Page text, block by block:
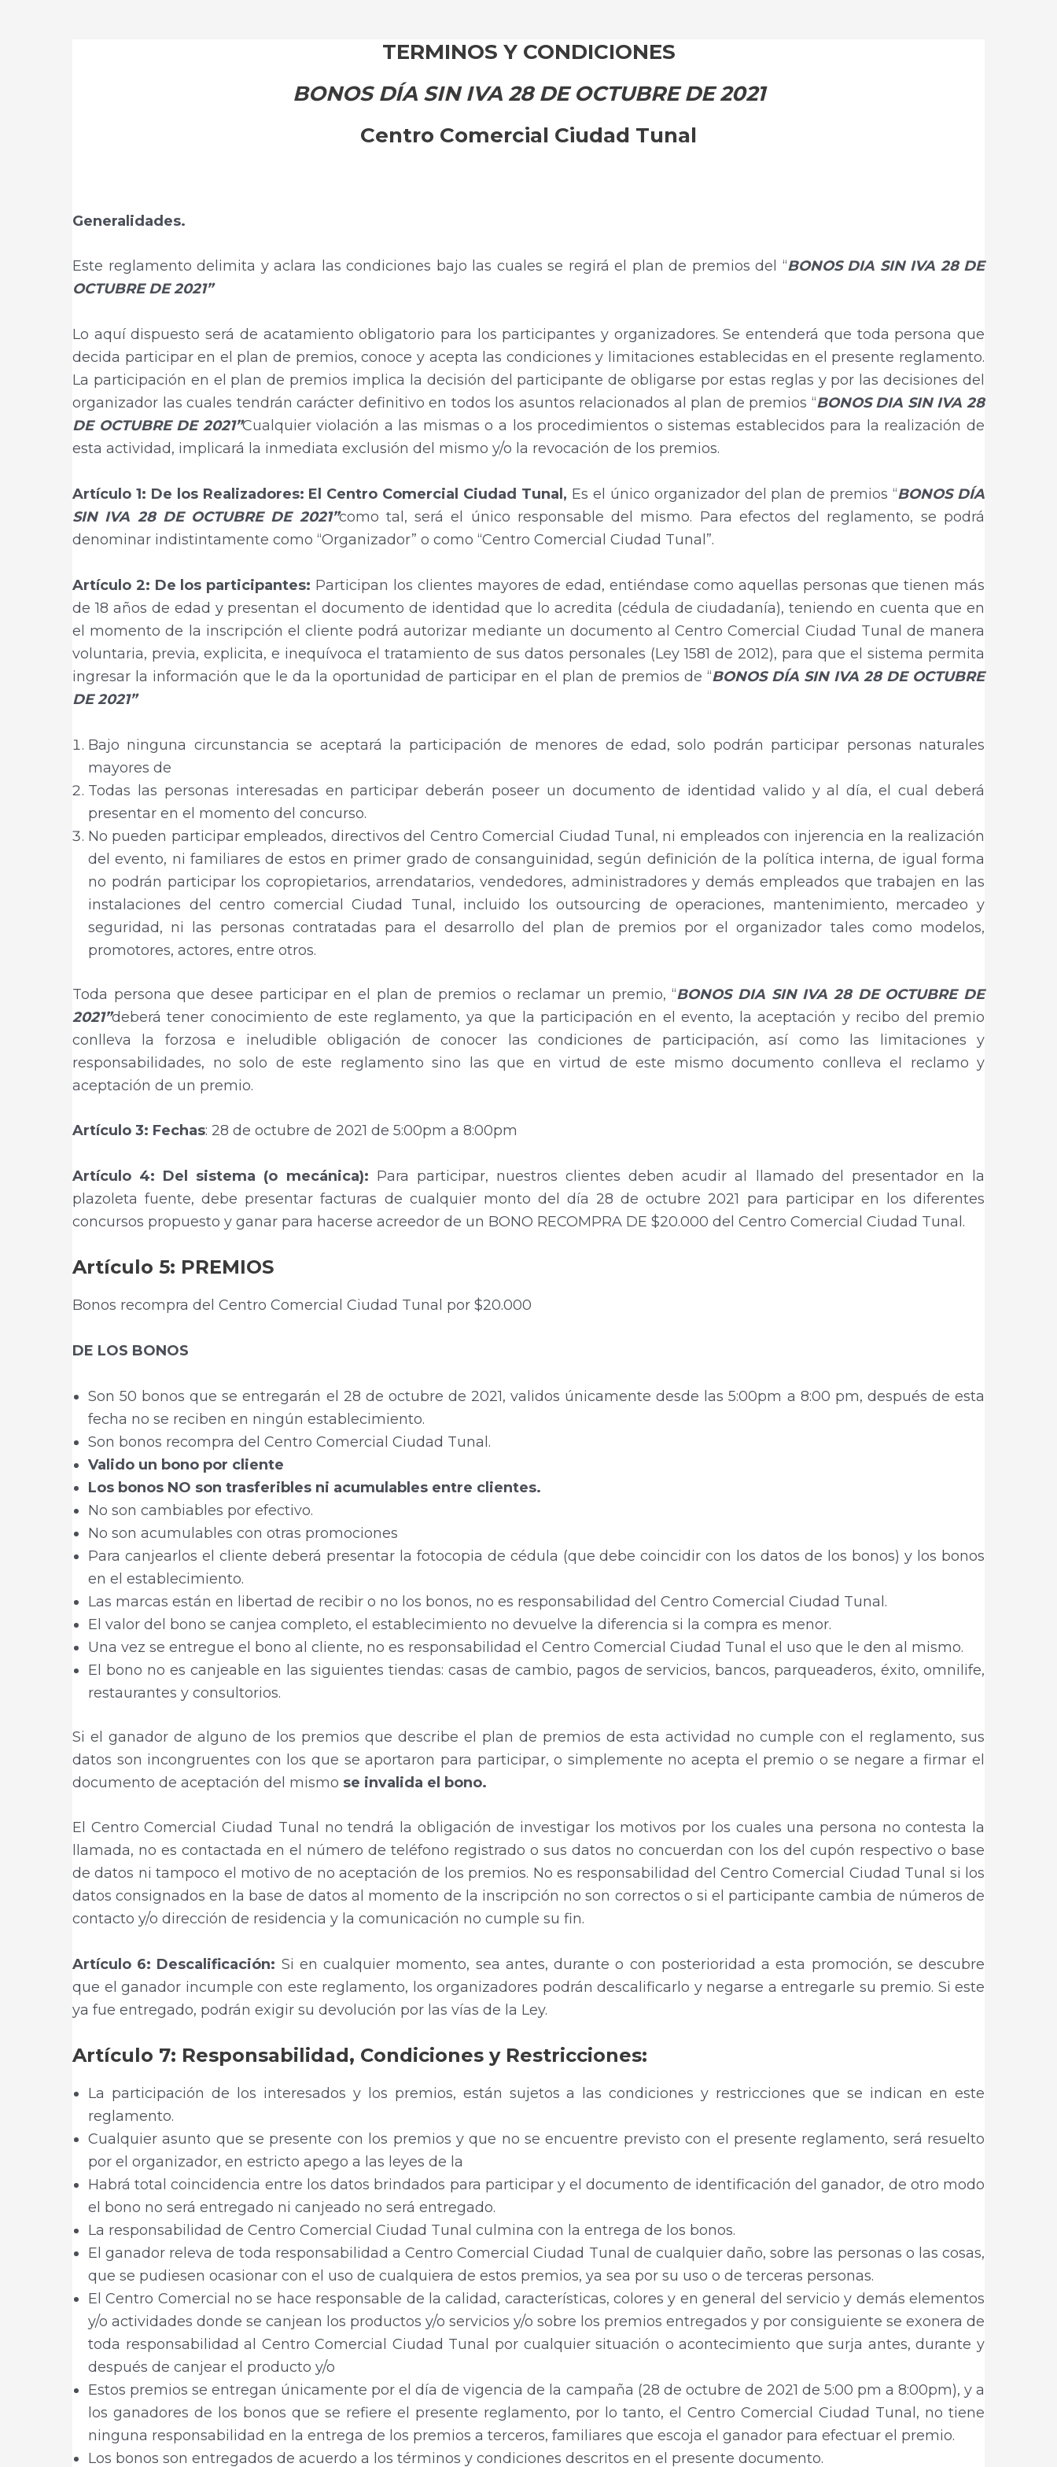
TERMINOS Y CONDICIONES
BONOS DÍA SIN IVA 28 DE OCTUBRE DE 2021
Centro Comercial Ciudad Tunal
Generalidades.
Este reglamento delimita y aclara las condiciones bajo las cuales se regirá el plan de premios del “BONOS DIA SIN IVA 28 DE
OCTUBRE DE 2021”
Lo aquí dispuesto será de acatamiento obligatorio para los participantes y organizadores. Se entenderá que toda persona que
decida participar en el plan de premios, conoce y acepta las condiciones y limitaciones establecidas en el presente reglamento.
La participación en el plan de premios implica la decisión del participante de obligarse por estas reglas y por las decisiones del
organizador las cuales tendrán carácter definitivo en todos los asuntos relacionados al plan de premios “BONOS DIA SIN IVA 28
DE OCTUBRE DE 2021”Cualquier violación a las mismas o a los procedimientos o sistemas establecidos para la realización de
esta actividad, implicará la inmediata exclusión del mismo y/o la revocación de los premios.
Artículo 1: De los Realizadores: El Centro Comercial Ciudad Tunal, Es el único organizador del plan de premios “BONOS DÍA
SIN IVA 28 DE OCTUBRE DE 2021”como tal, será el único responsable del mismo. Para efectos del reglamento, se podrá
denominar indistintamente como “Organizador” o como “Centro Comercial Ciudad Tunal”.
Artículo 2: De los participantes: Participan los clientes mayores de edad, entiéndase como aquellas personas que tienen más
de 18 años de edad y presentan el documento de identidad que lo acredita (cédula de ciudadanía), teniendo en cuenta que en
el momento de la inscripción el cliente podrá autorizar mediante un documento al Centro Comercial Ciudad Tunal de manera
voluntaria, previa, explicita, e inequívoca el tratamiento de sus datos personales (Ley 1581 de 2012), para que el sistema permita
ingresar la información que le da la oportunidad de participar en el plan de premios de “BONOS DÍA SIN IVA 28 DE OCTUBRE
DE 2021”
Bajo ninguna circunstancia se aceptará la participación de menores de edad, solo podrán participar personas naturales
mayores de
Todas las personas interesadas en participar deberán poseer un documento de identidad valido y al día, el cual deberá
presentar en el momento del concurso.
No pueden participar empleados, directivos del Centro Comercial Ciudad Tunal, ni empleados con injerencia en la realización
del evento, ni familiares de estos en primer grado de consanguinidad, según definición de la política interna, de igual forma
no podrán participar los copropietarios, arrendatarios, vendedores, administradores y demás empleados que trabajen en las
instalaciones del centro comercial Ciudad Tunal, incluido los outsourcing de operaciones, mantenimiento, mercadeo y
seguridad, ni las personas contratadas para el desarrollo del plan de premios por el organizador tales como modelos,
promotores, actores, entre otros.
Toda persona que desee participar en el plan de premios o reclamar un premio, “BONOS DIA SIN IVA 28 DE OCTUBRE DE
2021”deberá tener conocimiento de este reglamento, ya que la participación en el evento, la aceptación y recibo del premio
conlleva la forzosa e ineludible obligación de conocer las condiciones de participación, así como las limitaciones y
responsabilidades, no solo de este reglamento sino las que en virtud de este mismo documento conlleva el reclamo y
aceptación de un premio.
Artículo 3: Fechas: 28 de octubre de 2021 de 5:00pm a 8:00pm
Artículo 4: Del sistema (o mecánica): Para participar, nuestros clientes deben acudir al llamado del presentador en la
plazoleta fuente, debe presentar facturas de cualquier monto del día 28 de octubre 2021 para participar en los diferentes
concursos propuesto y ganar para hacerse acreedor de un BONO RECOMPRA DE $20.000 del Centro Comercial Ciudad Tunal.
Artículo 5: PREMIOS
Bonos recompra del Centro Comercial Ciudad Tunal por $20.000
DE LOS BONOS
Son 50 bonos que se entregarán el 28 de octubre de 2021, validos únicamente desde las 5:00pm a 8:00 pm, después de esta
fecha no se reciben en ningún establecimiento.
Son bonos recompra del Centro Comercial Ciudad Tunal.
Valido un bono por cliente
Los bonos NO son trasferibles ni acumulables entre clientes.
No son cambiables por efectivo.
No son acumulables con otras promociones
Para canjearlos el cliente deberá presentar la fotocopia de cédula (que debe coincidir con los datos de los bonos) y los bonos
en el establecimiento.
Las marcas están en libertad de recibir o no los bonos, no es responsabilidad del Centro Comercial Ciudad Tunal.
El valor del bono se canjea completo, el establecimiento no devuelve la diferencia si la compra es menor.
Una vez se entregue el bono al cliente, no es responsabilidad el Centro Comercial Ciudad Tunal el uso que le den al mismo.
El bono no es canjeable en las siguientes tiendas: casas de cambio, pagos de servicios, bancos, parqueaderos, éxito, omnilife,
restaurantes y consultorios.
Si el ganador de alguno de los premios que describe el plan de premios de esta actividad no cumple con el reglamento, sus
datos son incongruentes con los que se aportaron para participar, o simplemente no acepta el premio o se negare a firmar el
documento de aceptación del mismo se invalida el bono.
El Centro Comercial Ciudad Tunal no tendrá la obligación de investigar los motivos por los cuales una persona no contesta la
llamada, no es contactada en el número de teléfono registrado o sus datos no concuerdan con los del cupón respectivo o base
de datos ni tampoco el motivo de no aceptación de los premios. No es responsabilidad del Centro Comercial Ciudad Tunal si los
datos consignados en la base de datos al momento de la inscripción no son correctos o si el participante cambia de números de
contacto y/o dirección de residencia y la comunicación no cumple su fin.
Artículo 6: Descalificación: Si en cualquier momento, sea antes, durante o con posterioridad a esta promoción, se descubre
que el ganador incumple con este reglamento, los organizadores podrán descalificarlo y negarse a entregarle su premio. Si este
ya fue entregado, podrán exigir su devolución por las vías de la Ley.
Artículo 7: Responsabilidad, Condiciones y Restricciones:
La participación de los interesados y los premios, están sujetos a las condiciones y restricciones que se indican en este
reglamento.
Cualquier asunto que se presente con los premios y que no se encuentre previsto con el presente reglamento, será resuelto
por el organizador, en estricto apego a las leyes de la
Habrá total coincidencia entre los datos brindados para participar y el documento de identificación del ganador, de otro modo
el bono no será entregado ni canjeado no será entregado.
La responsabilidad de Centro Comercial Ciudad Tunal culmina con la entrega de los bonos.
El ganador releva de toda responsabilidad a Centro Comercial Ciudad Tunal de cualquier daño, sobre las personas o las cosas,
que se pudiesen ocasionar con el uso de cualquiera de estos premios, ya sea por su uso o de terceras personas.
El Centro Comercial no se hace responsable de la calidad, características, colores y en general del servicio y demás elementos
y/o actividades donde se canjean los productos y/o servicios y/o sobre los premios entregados y por consiguiente se exonera de
toda responsabilidad al Centro Comercial Ciudad Tunal por cualquier situación o acontecimiento que surja antes, durante y
después de canjear el producto y/o
Estos premios se entregan únicamente por el día de vigencia de la campaña (28 de octubre de 2021 de 5:00 pm a 8:00pm), y a
los ganadores de los bonos que se refiere el presente reglamento, por lo tanto, el Centro Comercial Ciudad Tunal, no tiene
ninguna responsabilidad en la entrega de los premios a terceros, familiares que escoja el ganador para efectuar el premio.
Los bonos son entregados de acuerdo a los términos y condiciones descritos en el presente documento.